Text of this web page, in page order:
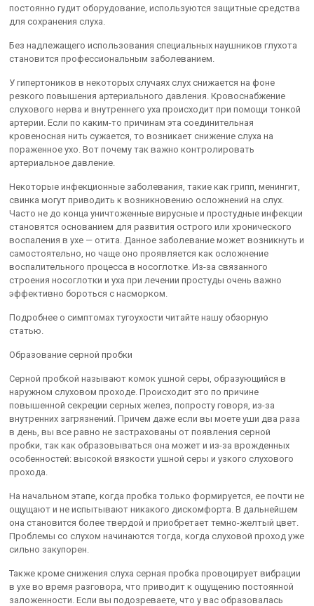
постоянно гудит оборудование, используются защитные средства
для сохранения слуха.
Без надлежащего использования специальных наушников глухота
становится профессиональным заболеванием.
У гипертоников в некоторых случаях слух снижается на фоне
резкого повышения артериального давления. Кровоснабжение
слухового нерва и внутреннего уха происходит при помощи тонкой
артерии. Если по каким-то причинам эта соединительная
кровеносная нить сужается, то возникает снижение слуха на
пораженное ухо. Вот почему так важно контролировать
артериальное давление.
Некоторые инфекционные заболевания, такие как грипп, менингит,
свинка могут приводить к возникновению осложнений на слух.
Часто не до конца уничтоженные вирусные и простудные инфекции
становятся основанием для развития острого или хронического
воспаления в ухе — отита. Данное заболевание может возникнуть и
самостоятельно, но чаще оно проявляется как осложнение
воспалительного процесса в носоглотке. Из-за связанного
строения носоглотки и уха при лечении простуды очень важно
эффективно бороться с насморком.
Подробнее о симптомах тугоухости читайте нашу обзорную
статью.
Образование серной пробки
Серной пробкой называют комок ушной серы, образующийся в
наружном слуховом проходе. Происходит это по причине
повышенной секреции серных желез, попросту говоря, из-за
внутренних загрязнений. Причем даже если вы моете уши два раза
в день, вы все равно не застрахованы от появления серной
пробки, так как образовываться она может и из-за врожденных
особенностей: высокой вязкости ушной серы и узкого слухового
прохода.
На начальном этапе, когда пробка только формируется, ее почти не
ощущают и не испытывают никакого дискомфорта. В дальнейшем
она становится более твердой и приобретает темно-желтый цвет.
Проблемы со слухом начинаются тогда, когда слуховой проход уже
сильно закупорен.
Также кроме снижения слуха серная пробка провоцирует вибрации
в ухе во время разговора, что приводит к ощущению постоянной
заложенности. Если вы подозреваете, что у вас образовалась